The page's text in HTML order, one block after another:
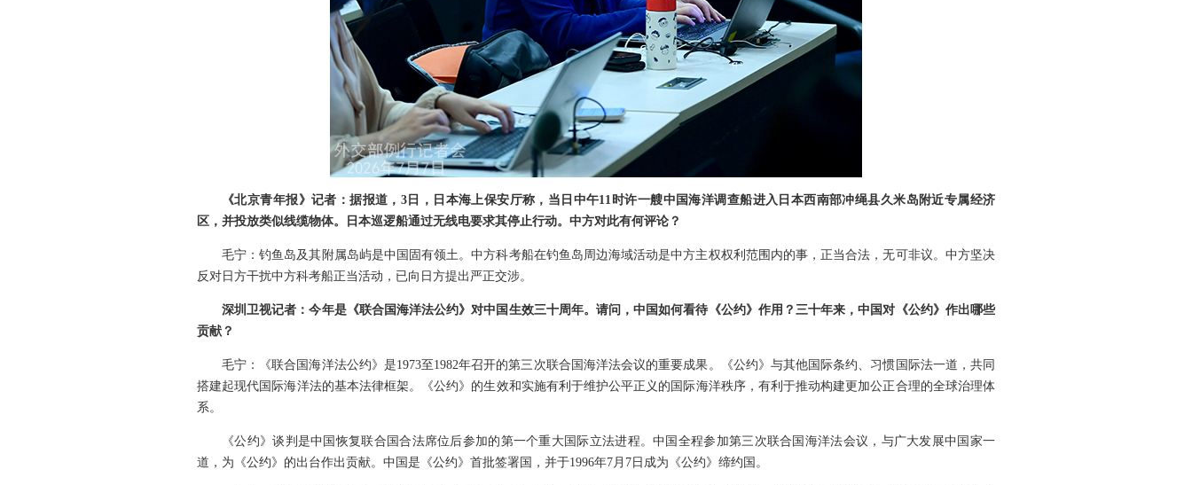
《北京青年报》记者：据报道，3日，日本海上保安厅称，当日中午11时许一艘中国海洋调查船进入日本西南部冲绳县久米岛附近专属经济
区，并投放类似线缆物体。日本巡逻船通过无线电要求其停止行动。中方对此有何评论？
毛宁：钓鱼岛及其附属岛屿是中国固有领土。中方科考船在钓鱼岛周边海域活动是中方主权权利范围内的事，正当合法，无可非议。中方坚决
反对日方干扰中方科考船正当活动，已向日方提出严正交涉。
深圳卫视记者：今年是《联合国海洋法公约》对中国生效三十周年。请问，中国如何看待《公约》作用？三十年来，中国对《公约》作出哪些
贡献？
毛宁：《联合国海洋法公约》是1973至1982年召开的第三次联合国海洋法会议的重要成果。《公约》与其他国际条约、习惯国际法一道，共同
搭建起现代国际海洋法的基本法律框架。《公约》的生效和实施有利于维护公平正义的国际海洋秩序，有利于推动构建更加公正合理的全球治理体
系。
《公约》谈判是中国恢复联合国合法席位后参加的第一个重大国际立法进程。中国全程参加第三次联合国海洋法会议，与广大发展中国家一
道，为《公约》的出台作出贡献。中国是《公约》首批签署国，并于1996年7月7日成为《公约》缔约国。